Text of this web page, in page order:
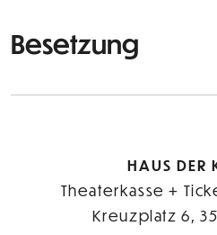
Besetzung
HAUS DER
Theaterkasse +
Kreuzplatz 6,